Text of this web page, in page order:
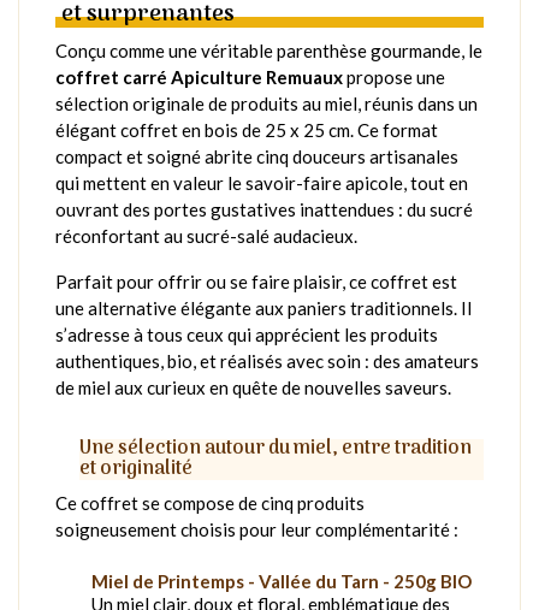
et surprenantes
Conçu comme une véritable parenthèse gourmande, le
coffret carré Apiculture Remuauxpropose une
sélection originale de produits au miel, réunis dans un
élégant coffret en bois de 25 x 25 cm. Ce format
compact et soigné abrite cinq douceurs artisanales
qui mettent en valeur le savoir-faire apicole, tout en
ouvrant des portes gustatives inattendues : du sucré
réconfortant au sucré-salé audacieux.
Parfait pour offrir ou se faire plaisir, ce coffret est
une alternative élégante aux paniers traditionnels. Il
s’adresse à tous ceux qui apprécient les produits
authentiques, bio, et réalisés avec soin : des amateurs
de miel aux curieux en quête de nouvelles saveurs.
Une sélection autour du miel, entre tradition
et originalité
Ce coffret se compose de cinq produits
soigneusement choisis pour leur complémentarité :
Miel de Printemps - Vallée du Tarn - 250g BIO
Un miel clair, doux et floral, emblématique des